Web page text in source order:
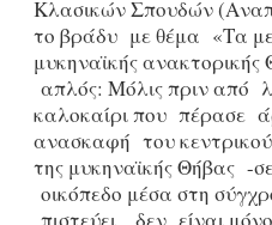
Κλασικών Σπουδών
το βράδυ με θέμα «Τα
μυκηναϊκής ανακτορικής
απλός: Μόλις πριν από
καλοκαίρι που πέρασε
ανασκαφή του
της μυκηναϊκής Θήβας -
οικόπεδο μέσα στη